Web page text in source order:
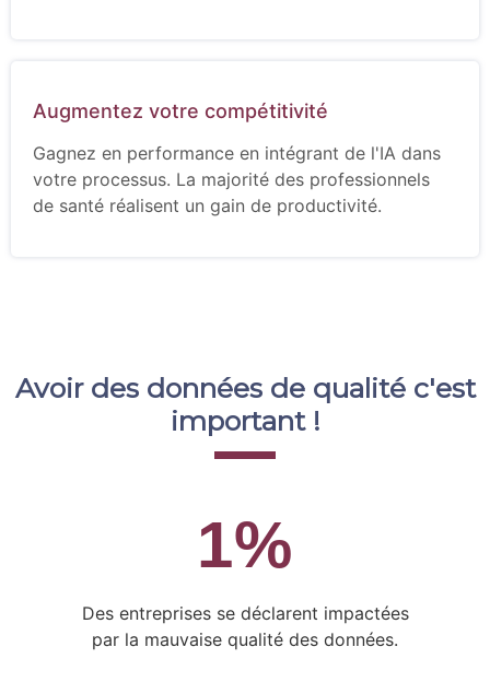
Augmentez votre compétitivité
Gagnez en performance en intégrant de l'IA dans
votre processus. La majorité des professionnels
de santé réalisent un gain de productivité.
Avoir des données de qualité c'est
important !
1%
Des entreprises se déclarent impactées
par la mauvaise qualité des données.